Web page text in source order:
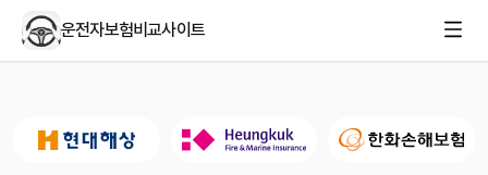
운전자보험비교사이트